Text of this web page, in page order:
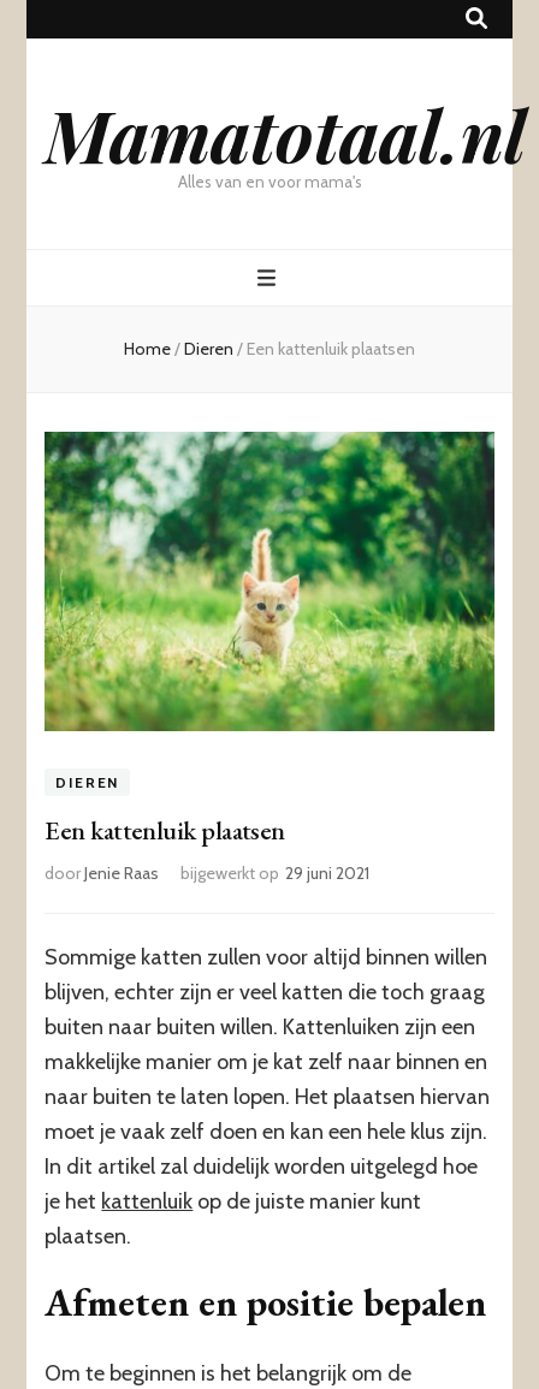
Mamatotaal.nl
Alles van en voor mama's
Home/Dieren / Een kattenluik plaatsen
DIEREN
Een kattenluik plaatsen
doorJenie Raas bijgewerkt op 29 juni 2021
Sommige katten zullen voor altijd binnen willen
blijven, echter zijn er veel katten die toch graag
buiten naar buiten willen. Kattenluiken zijn een
makkelijke manier om je kat zelf naar binnen en
naar buiten te laten lopen. Het plaatsen hiervan
moet je vaak zelf doen en kan een hele klus zijn.
In dit artikel zal duidelijk worden uitgelegd hoe
je het kattenluik op de juiste manier kunt
plaatsen.
Afmeten en positie bepalen
Om te beginnen is het belangrijk om de